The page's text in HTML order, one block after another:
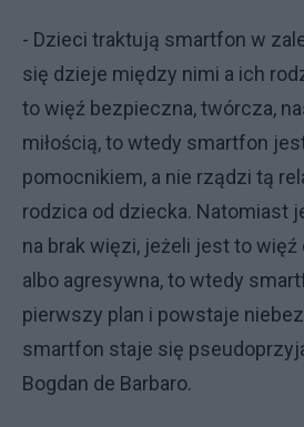
- Dzieci traktują smartfon w
się dzieje między nimi a ich
to więź bezpieczna, twórcza,
miłością, to wtedy smartfon
pomocnikiem, a nie rządzi tą
rodzica od dziecka. Natomiast
na brak więzi, jeżeli jest to
albo agresywna, to wtedy
pierwszy plan i powstaje
smartfon staje się
Bogdan de Barbaro.